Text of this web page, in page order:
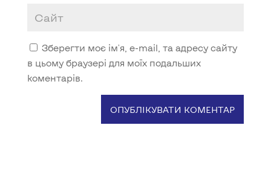
Зберегти моє ім'я, e-mail, та адресу сайту
в цьому браузері для моїх подальших
коментарів.